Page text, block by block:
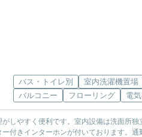
バス・トイレ別 室内洗濯機置場
バルコニー
フローリング 電
しやすく便利です。室内設備は洗面所独
付きインターホンが付いております。通